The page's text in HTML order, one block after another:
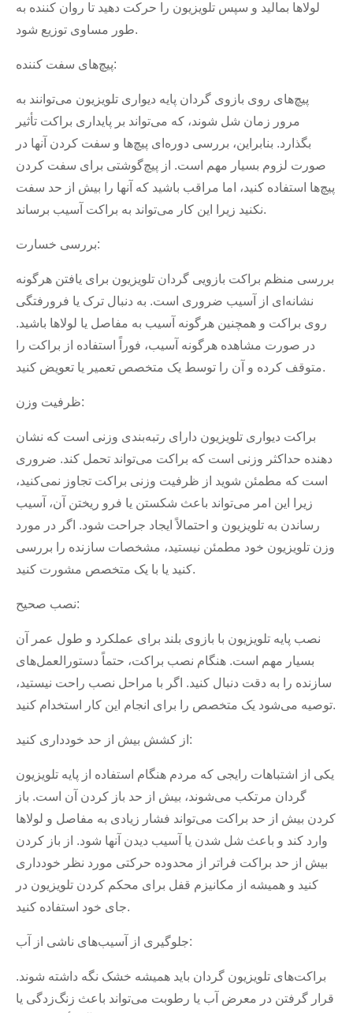
لولاها بمالید و سپس تلویزیون را حرکت دهید تا روان کننده به
طور مساوی توزیع شود.
پیچ‌های سفت کننده:
پیچ‌های روی بازوی گردان پایه دیواری تلویزیون می‌توانند به
مرور زمان شل شوند، که می‌تواند بر پایداری براکت تأثیر
بگذارد. بنابراین، بررسی دوره‌ای پیچ‌ها و سفت کردن آنها در
صورت لزوم بسیار مهم است. از پیچ‌گوشتی برای سفت کردن
پیچ‌ها استفاده کنید، اما مراقب باشید که آنها را بیش از حد سفت
نکنید زیرا این کار می‌تواند به براکت آسیب برساند.
بررسی خسارت:
بررسی منظم براکت بازویی گردان تلویزیون برای یافتن هرگونه
نشانه‌ای از آسیب ضروری است. به دنبال ترک یا فرورفتگی
روی براکت و همچنین هرگونه آسیب به مفاصل یا لولاها باشید.
در صورت مشاهده هرگونه آسیب، فوراً استفاده از براکت را
متوقف کرده و آن را توسط یک متخصص تعمیر یا تعویض کنید.
ظرفیت وزن:
براکت دیواری تلویزیون دارای رتبه‌بندی وزنی است که نشان
دهنده حداکثر وزنی است که براکت می‌تواند تحمل کند. ضروری
است که مطمئن شوید از ظرفیت وزنی براکت تجاوز نمی‌کنید،
زیرا این امر می‌تواند باعث شکستن یا فرو ریختن آن، آسیب
رساندن به تلویزیون و احتمالاً ایجاد جراحت شود. اگر در مورد
وزن تلویزیون خود مطمئن نیستید، مشخصات سازنده را بررسی
کنید یا با یک متخصص مشورت کنید.
نصب صحیح:
نصب پایه تلویزیون با بازوی بلند برای عملکرد و طول عمر آن
بسیار مهم است. هنگام نصب براکت، حتماً دستورالعمل‌های
سازنده را به دقت دنبال کنید. اگر با مراحل نصب راحت نیستید،
توصیه می‌شود یک متخصص را برای انجام این کار استخدام کنید.
از کشش بیش از حد خودداری کنید:
یکی از اشتباهات رایجی که مردم هنگام استفاده از پایه تلویزیون
گردان مرتکب می‌شوند، بیش از حد باز کردن آن است. باز
کردن بیش از حد براکت می‌تواند فشار زیادی به مفاصل و لولاها
وارد کند و باعث شل شدن یا آسیب دیدن آنها شود. از باز کردن
بیش از حد براکت فراتر از محدوده حرکتی مورد نظر خودداری
کنید و همیشه از مکانیزم قفل برای محکم کردن تلویزیون در
جای خود استفاده کنید.
جلوگیری از آسیب‌های ناشی از آب:
براکت‌های تلویزیون گردان باید همیشه خشک نگه داشته شوند.
قرار گرفتن در معرض آب یا رطوبت می‌تواند باعث زنگ‌زدگی یا